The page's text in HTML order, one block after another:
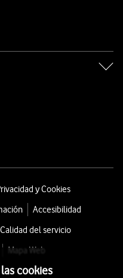
y Cookies
Accesibilidad
Calidad del servicio
Mapa Web
cookies